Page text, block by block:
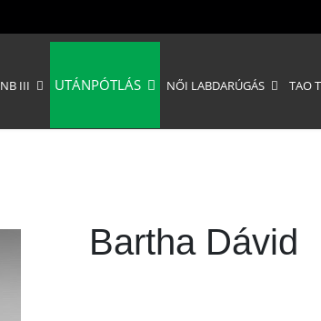
NB III UTÁNPÓTLÁS NŐI LABDARÚGÁS TAO
Bartha Dávid